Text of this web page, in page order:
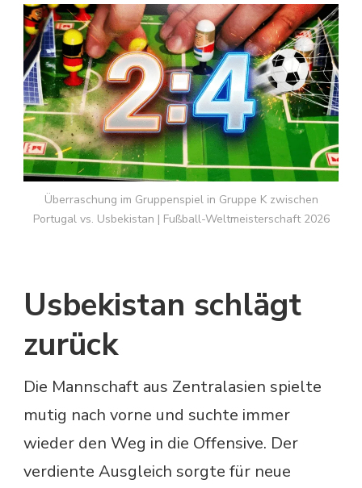
Überraschung im Gruppenspiel in Gruppe K zwischen
Portugal vs. Usbekistan | Fußball-Weltmeisterschaft 2026
Usbekistan schlägt
zurück
Die Mannschaft aus Zentralasien spielte
mutig nach vorne und suchte immer
wieder den Weg in die Offensive. Der
verdiente Ausgleich sorgte für neue